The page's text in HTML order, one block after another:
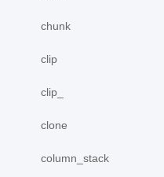
chunk
clip
clip_
clone
column_stack